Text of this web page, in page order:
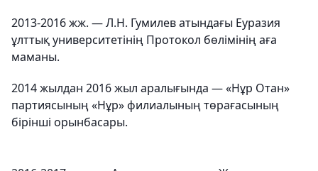
2013-2016 жж. — Л.Н. Гумилев атындағы Еуразия
ұлттық университетінің Протокол бөлімінің аға
маманы.
2014 жылдан 2016 жыл аралығында — «Нұр Отан»
партиясының «Нұр» филиалының төрағасының
бірінші орынбасары.